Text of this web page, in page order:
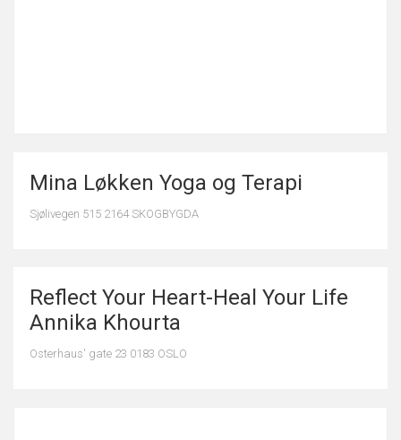
Mina Løkken Yoga og Terapi
Sjølivegen 515 2164 SKOGBYGDA
Reflect Your Heart-Heal Your Life
Annika Khourta
Osterhaus' gate 23 0183 OSLO